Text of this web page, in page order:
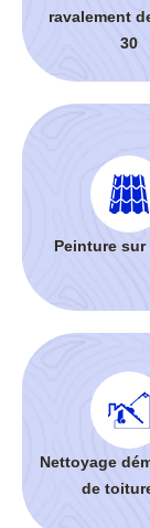
ravalement
30
Peinture sur
Nettoyage
de